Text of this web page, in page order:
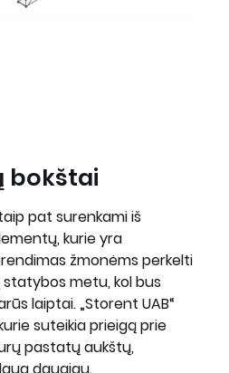
bokštai
pat surenkami iš
kurie yra
žmonėms perkelti
metu, kol bus
laiptai. „Storent UAB“
suteikia prieigą prie
pastatų aukštų,